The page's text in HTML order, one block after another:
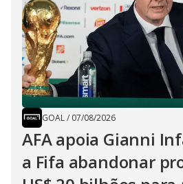
GOAL/ 07/08/2026
AFA apoia Gianni
a Fifa abandonar